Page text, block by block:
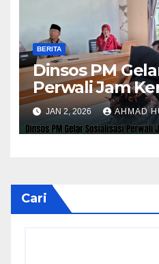
BERITA
Dinsos PM
Perwali Jam
Kinerja Tahun
JAN 2, 2026 AHMAD
Cari